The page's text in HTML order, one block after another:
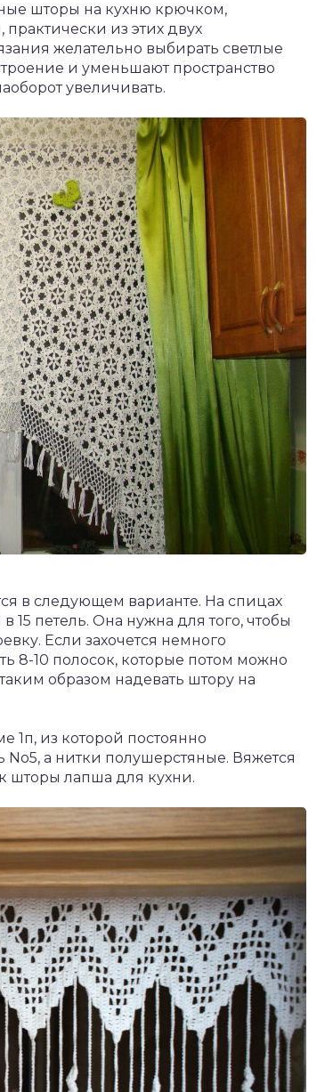
шторы на кухню крючком,
из этих двух
желательно выбирать светлые
и уменьшают пространство
увеличивать.
в следующем варианте. На спицах
петель. Она нужна для того, чтобы
Если захочется немного
8-10 полосок, которые потом можно
образом надевать штору на
1п, из которой постоянно
а нитки полушерстяные. Вяжется
шторы лапша для кухни.